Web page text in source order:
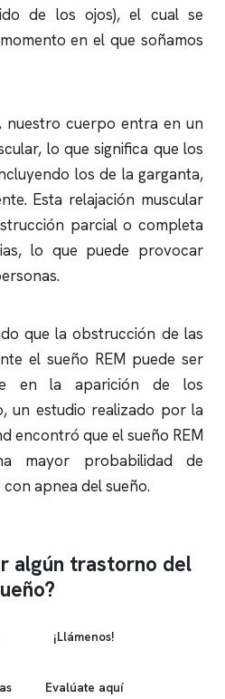
de los ojos), el cual se
en el que soñamos
nuestro cuerpo entra en un
lo que significa que los
los de la garganta,
Esta relajación muscular
parcial o completa
lo que puede provocar
que la obstrucción de las
el sueño REM puede ser
en la aparición de los
un estudio realizado por la
encontró que el sueño REM
mayor probabilidad de
conapnea del sueño.
algún trastorno del
¡Llámenos!
Evalúate aquí